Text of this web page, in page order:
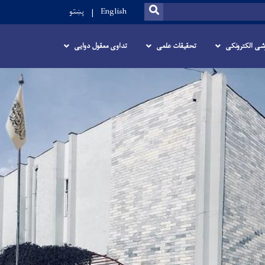
SEARCH
English پښتو
الکترونکی تحقیقات علمی تداوی معقول دوایی